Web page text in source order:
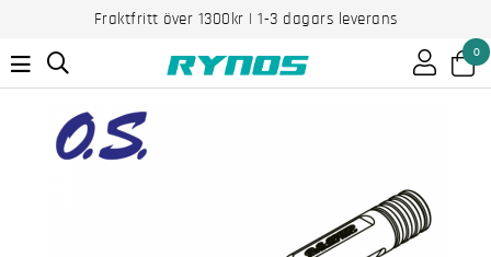
Fraktfritt över 1300kr | 1-3 dagars leverans
0